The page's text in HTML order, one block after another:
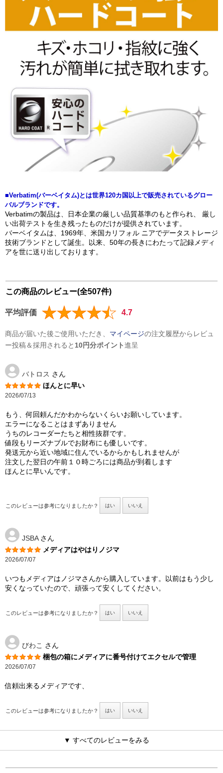
■Verbatim(バーベイタム)とは世界120カ国以上で販売されているグロー
バルブランドです。
Verbatimの製品は、日本企業の厳しい品質基準のもと作られ、 厳し
い出荷テストを生き残ったものだけが提供されています。
バーベイタムは、1969年、米国カリフォル ニアでデータストレージ
技術ブランドとして誕生。以来、50年の長きにわたって記録メディ
アを世に送り出しております。
この商品のレビュー(全507件)
平均評価 4.7
商品が届いた後ご使用いただき、 マイページの注文履歴からレビュ
ー投稿＆採用されると 10円分ポイント進呈
バトロス さん
ほんとに早い
2026/07/13
もう、何回頼んだかわからないくらいお願いしています。
エラーになることはまずありません
うちのレコーダーたちと相性抜群です。
値段もリーズナブルでお財布にも優しいです。
発送元から近い地域に住んでいるからかもしれませんが
注文した翌日の午前１０時ごろには商品が到着します
ほんとに早いんです。
このレビューは参考になりましたか？ はい いいえ
JSBAさん
メディアはやはりノジマ
2026/07/07
いつもメディアはノジマさんから購入しています。以前はもう少し
安くなっていたので、頑張って安くしてください。
このレビューは参考になりましたか？ はい いいえ
びわこ さん
梱包の箱にメディアに番号付けてエクセルで管理
2026/07/07
信頼出来るメディアです、
このレビューは参考になりましたか？ はい いいえ
▼ すべてのレビューをみる